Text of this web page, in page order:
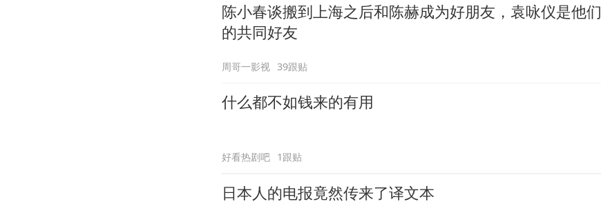
陈小春谈搬到上海之后和陈赫成为好朋友，袁咏仪是他们
的共同好友
周哥一影视 39跟贴
什么都不如钱来的有用
好看热剧吧 1跟贴
日本人的电报竟然传来了译文本